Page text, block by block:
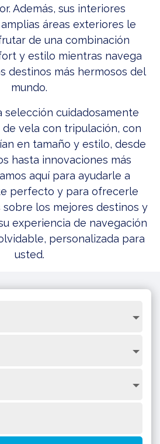
Además, sus interiores
áreas exteriores le
de una combinación
y estilo mientras navega
destinos más hermosos del
mundo.
selección cuidadosamente
vela con tripulación, con
en tamaño y estilo, desde
hasta innovaciones más
aquí para ayudarle a
perfecto y para ofrecerle
los mejores destinos y
experiencia de navegación
personalizada para
usted.